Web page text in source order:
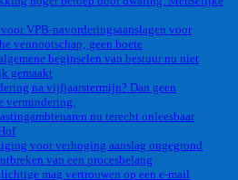
VPB-navorderingsaanslagen voor
vennootschap; geen boete
beginselen van bestuur nu niet
gemaakt
na vijfjaarstermijn? Dan geen
vermindering.
nu terecht onleesbaar
voor verhoging aanslag ongegrond
van een procesbelang
mag vertrouwen op een e-mail